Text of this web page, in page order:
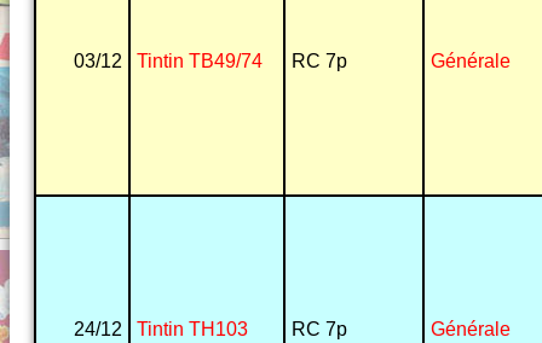
03/12 Tintin TB49/74 RC 7p Générale
24/12 Tintin TH103 RC 7p Générale